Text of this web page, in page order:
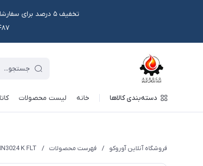
دسته‌بندی کالاها خانه لیست محصولات
فروشگاه آنلاین آوروکو / فهرست محصولات /
K FLT